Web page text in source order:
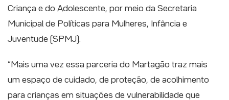
Criança e do Adolescente, por meio da Secretaria
Municipal de Políticas para Mulheres, Infância e
Juventude (SPMJ).
“Mais uma vez essa parceria do Martagão traz mais
um espaço de cuidado, de proteção, de acolhimento
para crianças em situações de vulnerabilidade que